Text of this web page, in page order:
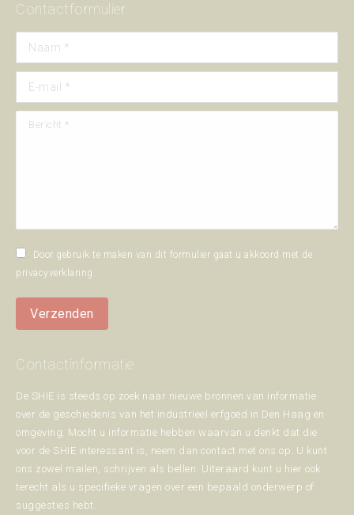
Contactformulier
Naam *
E-mail *
Bericht *
Door gebruik te maken van dit formulier gaat u akkoord met de
privacyverklaring .
Verzenden
Contactinformatie
De SHIE is steeds op zoek naar nieuwe bronnen van informatie
over de geschiedenis van het industrieel erfgoed in Den Haag en
omgeving. Mocht u informatie hebben waarvan u denkt dat die
voor de SHIE interessant is, neem dan contact met ons op. U kunt
ons zowel mailen, schrijven als bellen. Uiteraard kunt u hier ook
terecht als u specifieke vragen over een bepaald onderwerp of
suggesties hebt.